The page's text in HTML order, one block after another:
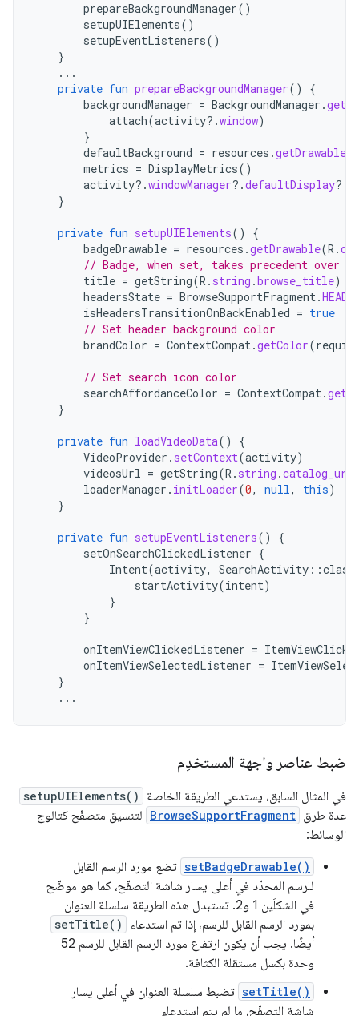
prepareBackgroundManager()
setupUIElements()
setupEventListeners()
}
...
private fun prepareBackgroundManager()
{
backgroundManager = BackgroundManager .
attach(activity?.window)
}
defaultBackground = resources .getDrawable
metrics = DisplayMetrics()
activity?.windowManager?.defaultDisplay?.
}
private fun setupUIElements()
{
badgeDrawable = resources .getDrawable(R .
// Badge, when set, takes precedent over
title = getString(R . string .browse_title)
headersState = BrowseSupportFragment.
isHeadersTransitionOnBackEnabled = true
// Set header background color
brandColor = ContextCompat.getColor(
// Set search icon color
searchAffordanceColor = ContextCompat.
}
private fun loadVideoData()
{
VideoProvider . setContext(activity)
videosUrl = getString(R . string .catalog_url
loaderManager . initLoader(0, null, this)
}
private fun setupEventListeners()
{
setOnSearchClickedListener {
Intent(activity, SearchActivity ::class
startActivity(intent)
}
}
onItemViewClickedListener =
onItemViewSelectedListener =
}
...
ضبط عناصر واجهة المستخدِم
في المثال السابق، يستدعي الطريقة الخاصة setupUIElements()
عدة طرق BrowseSupportFragment لتنسيق متصفّح كتالوج
الوسائط:
setBadgeDrawable() تضع مورد الرسم القابل
للرسم المحدّد في أعلى يسار شاشة التصفّح، كما هو موضّح
في الشكلَين 1 و2. تستبدل هذه الطريقة سلسلة العنوان
بمورد الرسم القابل للرسم، إذا تم استدعاء
setTitle()
أيضًا. يجب أن يكون ارتفاع مورد الرسم القابل للرسم 52
وحدة بكسل مستقلة الكثافة.
setTitle() تضبط سلسلة العنوان في أعلى يسار
شاشة التصفّح، ما لم يتم استدعاء